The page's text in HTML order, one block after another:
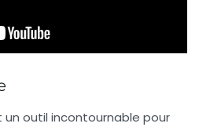
un outil incontournable pour